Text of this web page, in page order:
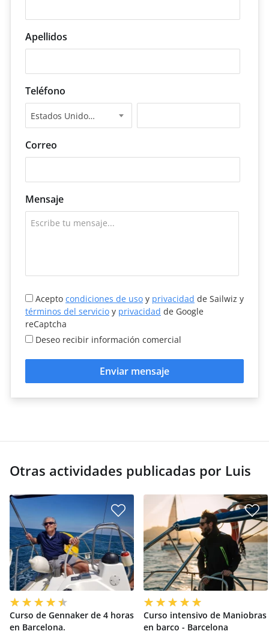
Apellidos
Teléfono
Estados Unidos +1
Correo
Mensaje
Acepto condiciones de uso y privacidad de Sailwiz y
términos del servicio y privacidad de Google
reCaptcha
Deseo recibir información comercial
Enviar mensaje
Otras actividades publicadas por Luis
Curso de Gennaker de 4 horas
en Barcelona.
Curso intensivo de Maniobras
en barco - Barcelona